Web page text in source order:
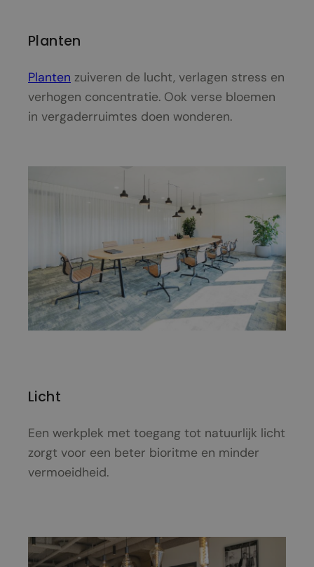
Planten
Planten zuiveren de lucht, verlagen stress en
verhogen concentratie. Ook verse bloemen
in vergaderruimtes doen wonderen.
Licht
Een werkplek met toegang tot natuurlijk licht
zorgt voor een beter bioritme en minder
vermoeidheid.